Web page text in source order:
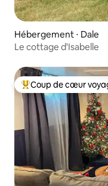
Hébergement ⋅ Dale
Le cottage d'Isabelle
Coups de cœur
Coup de cœur